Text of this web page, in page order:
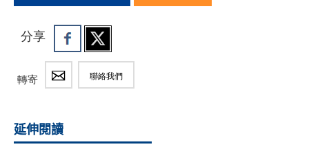
分享
轉寄 聯絡我們
延伸閱讀